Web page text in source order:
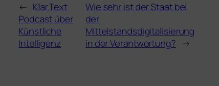
← Klar.Text
Podcast über
Künstliche
Intelligenz
Wie sehr ist der Staat bei
der
Mittelstandsdigitalisierung
in der Verantwortung? →